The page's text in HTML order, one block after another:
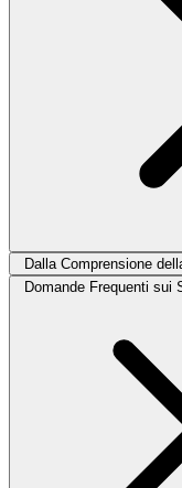
Dalla Comprensione
Domande Frequenti sui